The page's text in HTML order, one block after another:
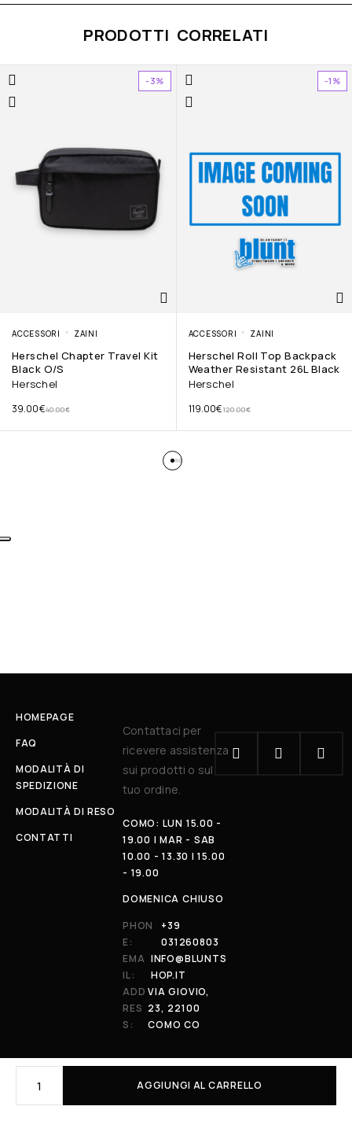
AGGIUNGI AL CARRELLO
PRODOTTI CORRELATI
-3%
ACCESSORI ZAINI
Herschel Chapter Travel Kit
Black O/S
Herschel
40.00€
39.00€
-1%
ACCESSORI ZAINI
Herschel Roll Top Backpack
Weather Resistant 26L Black
Herschel
120.00€
119.00€
HOMEPAGE
FAQ
MODALITÀ DI
SPEDIZIONE
MODALITÀ DI RESO
CONTATTI
Contattaci per
ricevere assistenza
sui prodotti o sul
tuo ordine.
COMO: LUN 15.00 -
19.00 | MAR - SAB
10.00 - 13.30 | 15.00
- 19.00
DOMENICA CHIUSO
PHON
E:
+39
031260803
EMA
IL:
INFO@BLUNTS
HOP.IT
ADD
RES
S:
VIA GIOVIO,
23, 22100
COMO CO